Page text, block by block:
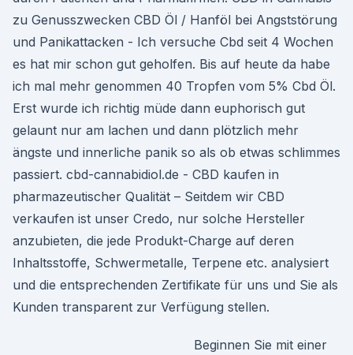
zu Genusszwecken CBD Öl / Hanföl bei Angststörung
und Panikattacken - Ich versuche Cbd seit 4 Wochen
es hat mir schon gut geholfen. Bis auf heute da habe
ich mal mehr genommen 40 Tropfen vom 5% Cbd Öl.
Erst wurde ich richtig müde dann euphorisch gut
gelaunt nur am lachen und dann plötzlich mehr
ängste und innerliche panik so als ob etwas schlimmes
passiert. cbd-cannabidiol.de - CBD kaufen in
pharmazeutischer Qualität – Seitdem wir CBD
verkaufen ist unser Credo, nur solche Hersteller
anzubieten, die jede Produkt-Charge auf deren
Inhaltsstoffe, Schwermetalle, Terpene etc. analysiert
und die entsprechenden Zertifikate für uns und Sie als
Kunden transparent zur Verfügung stellen.
Beginnen Sie mit einer